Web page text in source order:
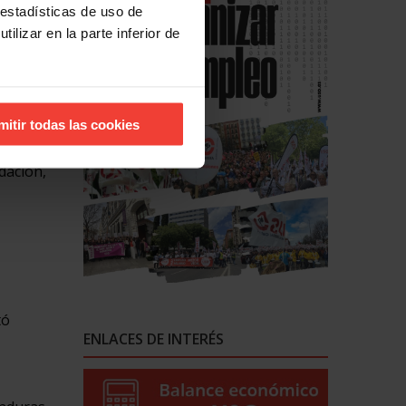
de uso de
en la parte inferior de
todas las cookies
del
y
de
ENLACES DE INTERÉS